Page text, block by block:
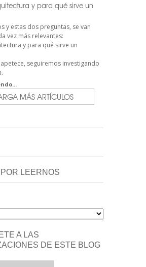
y para qué sirve un
y estas dos preguntas, se van
vez más relevantes:
y para qué sirve un
seguiremos investigando
MÁS ARTÍCULOS
LEERNOS
A LAS
DE ESTE BLOG